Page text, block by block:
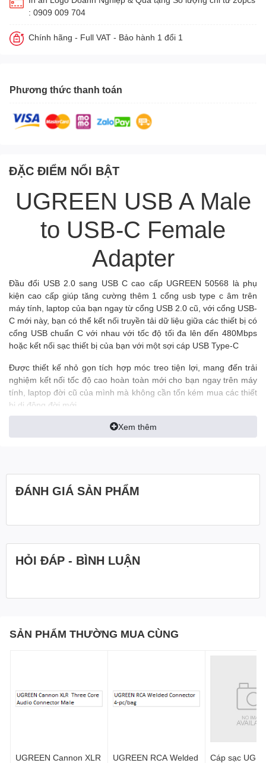
: 0909 009 704
Chính hãng - Full VAT - Bảo hành 1 đổi 1
Phương thức thanh toán
ĐẶC ĐIỂM NỔI BẬT
UGREEN USB A Male
to USB-C Female
Adapter
Đầu đổi USB 2.0 sang USB C cao cấp UGREEN 50568 là phụ
kiện cao cấp giúp tăng cường thêm 1 cổng usb type c âm trên
máy tính, laptop của bạn ngay từ cổng USB 2.0 cũ, với cổng USB-
C mới này, bạn có thể kết nối truyền tải dữ liệu giữa các thiết bị có
cổng USB chuẩn C với nhau với tốc độ tối đa lên đến 480Mbps
hoặc kết nối sạc thiết bị của bạn với một sợi cáp USB Type-C
Được thiết kế nhỏ gọn tích hợp móc treo tiện lợi, mang đến trải
nghiệm kết nối tốc độ cao hoàn toàn mới cho bạn ngay trên máy
tính, laptop đời cũ của mình mà không cần tốn kém mua các thiết
bị di động đời mới
Model: 50568
Input: USB 2.0 male (tương thích ngược với USB 2.0 và 1.1)
Output: USB Type C female x1
Chất liệu: Nhựa
USB A Male to USB-C
Female Adapter
Xem thêm
ĐÁNH GIÁ SẢN PHẨM
HỎI ĐÁP - BÌNH LUẬN
SẢN PHẨM THƯỜNG MUA CÙNG
UGREEN Cannon XLR
UGREEN RCA Welded
Cáp sạc